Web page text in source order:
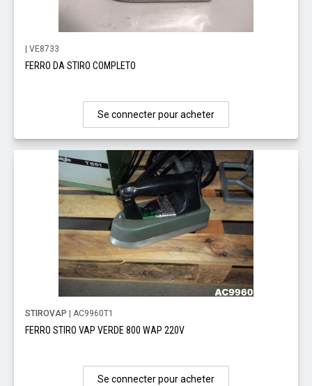
| VE8733
FERRO DA STIRO COMPLETO
Se connecter pour acheter
STIROVAP | AC9960T1
FERRO STIRO VAP VERDE 800 WAP 220V
Se connecter pour acheter